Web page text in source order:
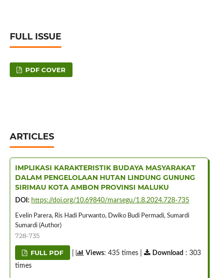
FULL ISSUE
PDF COVER
ARTICLES
IMPLIKASI KARAKTERISTIK BUDAYA MASYARAKAT
DALAM PENGELOLAAN HUTAN LINDUNG GUNUNG
SIRIMAU KOTA AMBON PROVINSI MALUKU
DOI: https://doi.org/10.69840/marsegu/1.8.2024.728-735
Evelin Parera, Ris Hadi Purwanto, Dwiko Budi Permadi, Sumardi
Sumardi (Author)
728-735
FULL PDF Views: 435 times | Download : 303
times